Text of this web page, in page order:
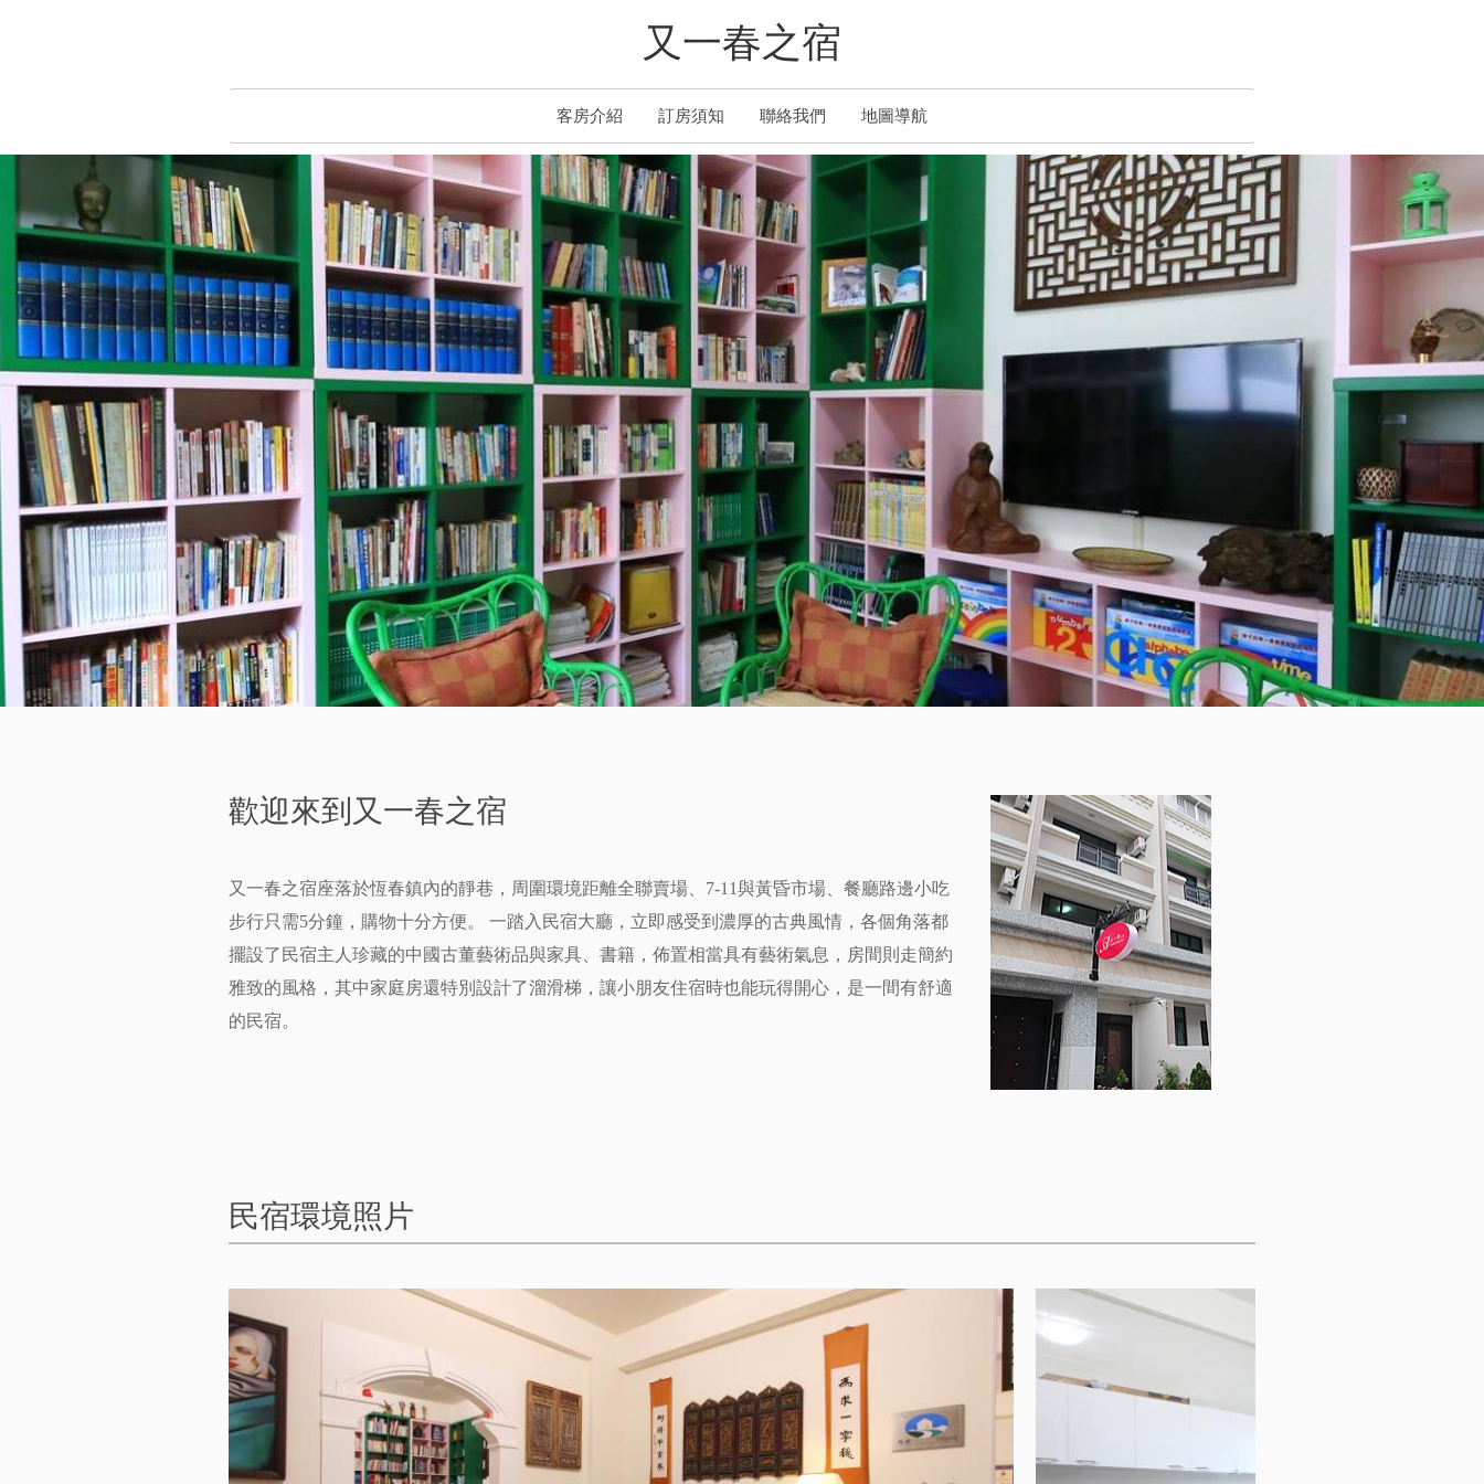
又一春之宿
客房介紹 訂房須知 聯絡我們 地圖導航
歡迎來到又一春之宿
又一春之宿座落於恆春鎮內的靜巷，周圍環境距離全聯賣場、7-11與黃昏市場、餐廳路邊小吃
步行只需5分鐘，購物十分方便。 一踏入民宿大廳，立即感受到濃厚的古典風情，各個角落都
擺設了民宿主人珍藏的中國古董藝術品與家具、書籍，佈置相當具有藝術氣息，房間則走簡約
雅致的風格，其中家庭房還特別設計了溜滑梯，讓小朋友住宿時也能玩得開心，是一間有舒適
的民宿。
民宿環境照片